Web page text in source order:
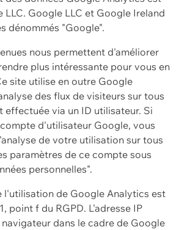
Google LLC et Google Ireland
dénommés "Google".
nous permettent d'améliorer
plus intéressante pour vous en
site utilise en outre Google
des flux de visiteurs sur tous
effectuée via un ID utilisateur. Si
d'utilisateur Google, vous
de votre utilisation sur tous
paramètres de ce compte sous
personnelles".
l'utilisation de Google Analytics est
point f du RGPD. L'adresse IP
dans le cadre de Google